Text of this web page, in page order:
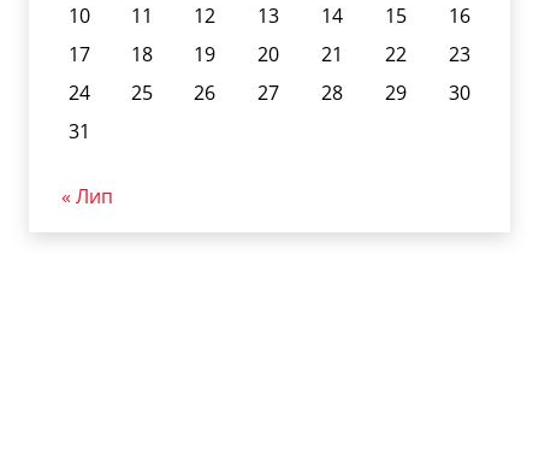
10
11 12 13 14 15
16
17
18 19 20 21 22
23
24
25 26 27 28 29
30
31
« Лип